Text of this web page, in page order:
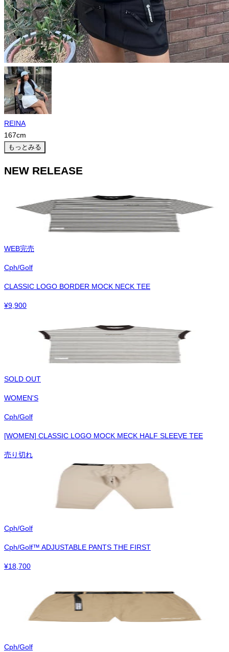
REINA
167cm
もっとみる
NEW RELEASE
WEB完売
Cph/Golf
CLASSIC LOGO BORDER MOCK NECK TEE
¥9,900
SOLD OUT
WOMEN'S
Cph/Golf
[WOMEN] CLASSIC LOGO MOCK MECK HALF SLEEVE TEE
売り切れ
Cph/Golf
Cph/Golf™︎ ADJUSTABLE PANTS THE FIRST
¥18,700
Cph/Golf